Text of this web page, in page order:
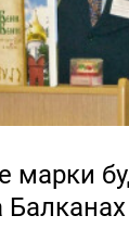
марки
Балканах